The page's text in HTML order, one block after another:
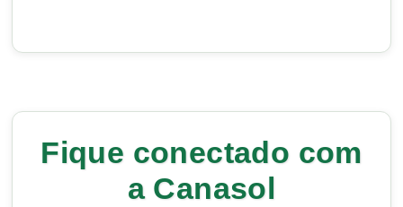
Fique conectado com
a Canasol